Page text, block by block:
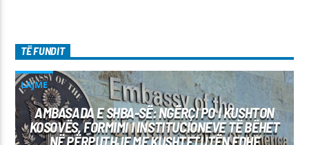
TË FUNDIT
LAJME
AMBASADA E SHBA-SË: NGËRÇI PO I KUSHTON
KOSOVËS, FORMIMI I INSTITUCIONEVE TË BËHET
NË PËRPUTHJE ME KUSHTETUTËN EDHE